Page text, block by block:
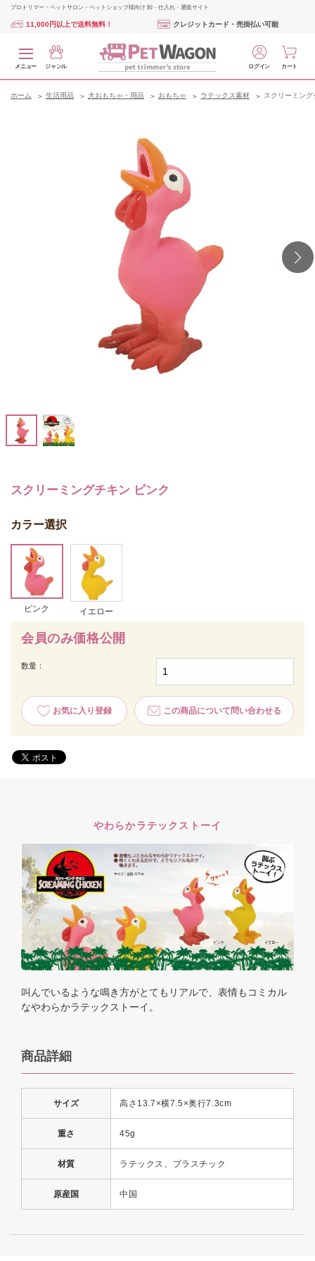
プロトリマー・ペットサロン・ペットショップ様向け 卸・仕入れ・通販サイト
11,000円以上で送料無料！ クレジットカード・売掛払い可能
メニュー ジャンル ログイン カート
ホーム 生活用品 犬おもちゃ・用品 おもちゃ ラテックス素材 スクリーミン
スクリーミングチキン ピンク
会員のみ価格公開
数量：
お気に入り登録 この商品について問い合わせる
カラー選択
ピンク イエロー
やわらかラテックストーイ
叫んでいるような鳴き方がとてもリアルで、表情もコミカル
なやわらかラテックストーイ。
商品詳細
サイズ 高さ13.7×横7.5×奥行7.3cm
重さ 45g
材質 ラテックス、プラスチック
原産国 中国